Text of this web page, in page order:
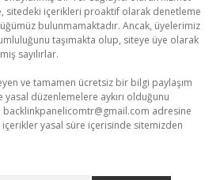
sitedeki içerikleri proaktif olarak denetleme
bulunmamaktadır. Ancak, üyelerimiz
taşımakta olup, siteye üye olarak
sayılırlar.
ve tamamen ücretsiz bir bilgi paylaşım
düzenlemelere aykırı olduğunu
backlinkpanelicomtr@gmail.com adresine
yasal süre içerisinde sitemizden